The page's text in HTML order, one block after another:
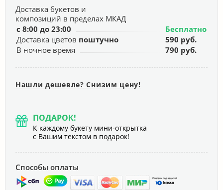
Доставка букетов и
композиций в пределах МКАД
с 8:00 до 23:00
Бесплатно
Доставка цветов поштучно
590 руб.
В ночное время
790 руб.
Нашли дешевле? Снизим цену!
ПОДАРОК!
К каждому букету мини-открытка
с Вашим текстом в подарок!
Способы оплаты